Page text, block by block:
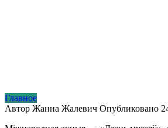
Главное
Автор Жанна Жалевич Опубликовано